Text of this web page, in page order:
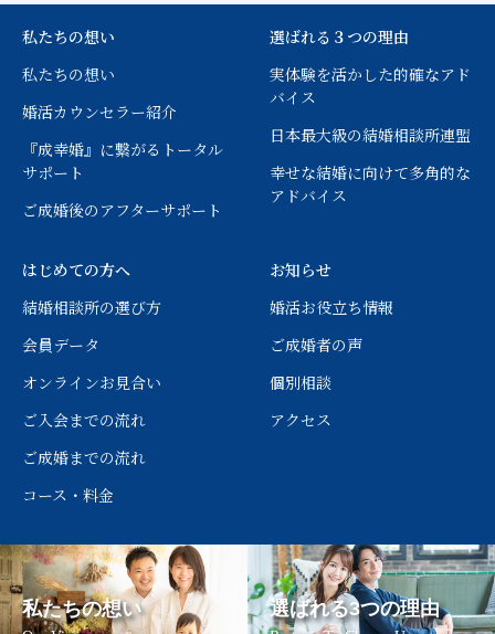
私たちの想い
私たちの想い
婚活カウンセラー紹介
『成幸婚』に繋がるトータル
サポート
ご成婚後のアフターサポート
選ばれる３つの理由
実体験を活かした的確なアド
バイス
日本最大級の結婚相談所連盟
幸せな結婚に向けて多角的な
アドバイス
はじめての方へ
結婚相談所の選び方
会員データ
オンラインお見合い
ご入会までの流れ
ご成婚までの流れ
コース・料金
お知らせ
婚活お役立ち情報
ご成婚者の声
個別相談
アクセス
私たちの想い 選ばれる3つの理由